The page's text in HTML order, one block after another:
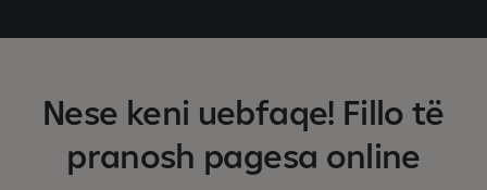
Nese keni uebfaqe! Fillo të
pranosh pagesa online